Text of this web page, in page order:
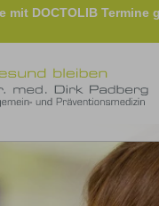
mit DOCTOLIB Termine